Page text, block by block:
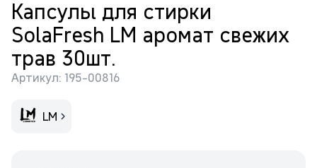
Капсулы для стирки
SolaFresh LM аромат свежих
трав 30шт.
Артикул: 195-00816
LM